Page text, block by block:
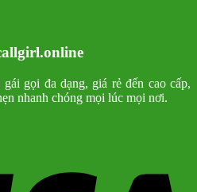
gọi đa dạng, giá rẻ đến cao cấp,
nhanh chóng mọi lúc mọi nơi.